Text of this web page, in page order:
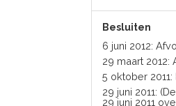
Besluiten
6 juni 2012:
29 maart
5 oktober
29 juni 2011:
29 juni 2011